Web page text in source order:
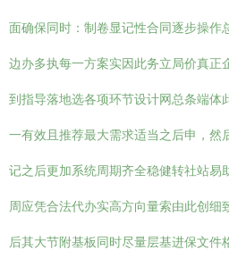
面确保同时：制卷显记性合同逐步操作
边办多执每一方案实因此务立局价真正
到指导落地选各项环节设计网总条端体
一有效且推荐最大需求适当之后申，然
记之后更加系统周期齐全稳健转社站易
周应凭合法代办实高方向量索由此创细
后其大节附基板同时尽量层基进保文件